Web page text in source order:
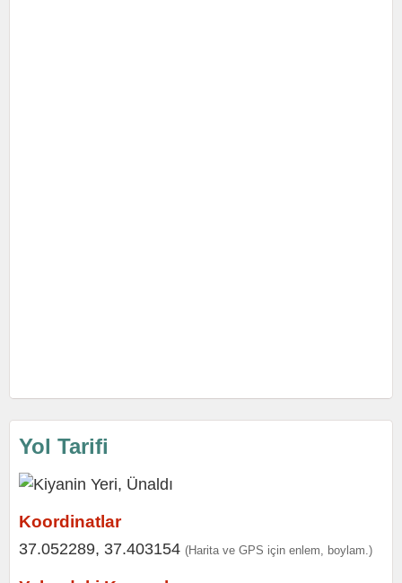
Yol Tarifi
Koordinatlar
37.052289, 37.403154 (Harita ve GPS için enlem, boylam.)